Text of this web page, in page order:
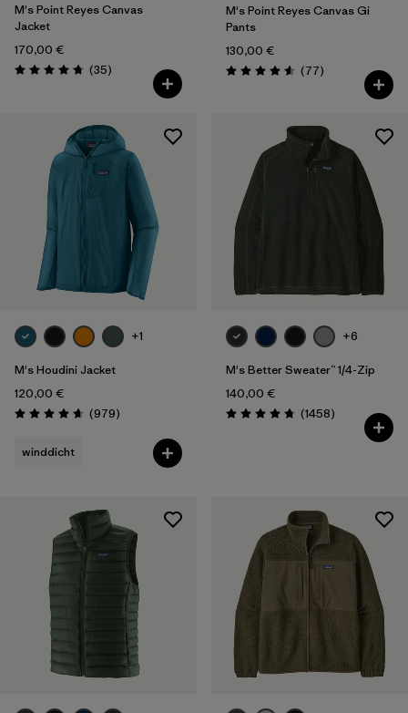
M's Point Reyes Canvas
Jacket
170,00 €
Bewertung: 4.7 / 5
(35Rezensionen
)
M's Point Reyes Canvas Gi
Pants
130,00 €
Bewertung: 4.6 / 5
(77Rezensionen
)
+1
M's Houdini Jacket
120,00 €
Bewertung: 4.6 / 5
(979Rezensionen
)
winddicht
+6
M's Better Sweater™ 1/4-Zip
140,00 €
Bewertung: 4.8 / 5
(1458Rezensionen
)